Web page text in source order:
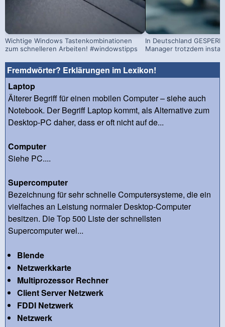
Wichtige Windows Tastenkombinationen
zum schnelleren Arbeiten! #windowstipps
In Deutschland
Manager trotzdem
Fremdwörter? Erklärungen im Lexikon!
Laptop
Älterer Begriff für einen mobilen Computer – siehe auch
Notebook. Der Begriff Laptop kommt, als Alternative zum
Desktop-PC daher, dass er oft nicht auf de...
Computer
Siehe PC....
Supercomputer
Bezeichnung für sehr schnelle Computersysteme, die ein
vielfaches an Leistung normaler Desktop-Computer
besitzen. Die Top 500 Liste der schnellsten
Supercomputer wel...
Blende
Netzwerkkarte
Multiprozessor Rechner
Client Server Netzwerk
FDDI Netzwerk
Netzwerk